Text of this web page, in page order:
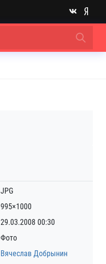
JPG
995×1000
29.03.2008 00:30
Фото
Вячеслав Добрынин